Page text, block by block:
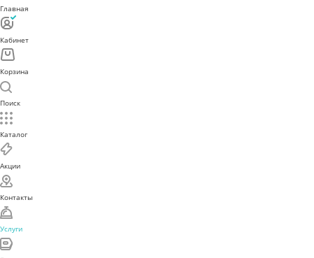
Главная
Кабинет
Корзина
Поиск
Каталог
Акции
Контакты
Услуги